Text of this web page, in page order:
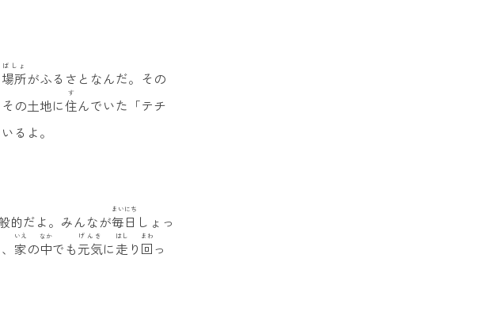
場所
ばしょ
がふるさとなんだ。その
の土地に住
す
んでいた「テチ
るよ。
的だよ。みんなが毎日
まいにち
しょっ
家
いえ
の中
なか
でも元気
げんき
に走
はし
り 回
まわ
っ